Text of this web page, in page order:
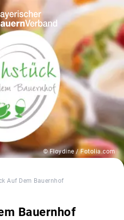
© Floydine / Fotolia.com
Auf Dem Bauernhof
Bauernhof